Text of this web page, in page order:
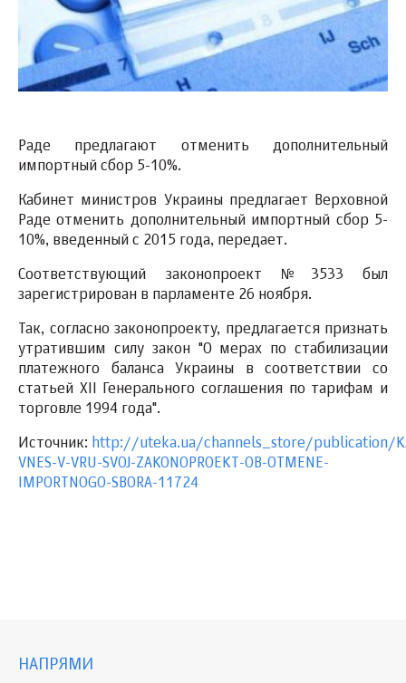
Раде предлагают отменить дополнительный
импортный сбор 5-10%.
Кабинет министров Украины предлагает Верховной
Раде отменить дополнительный импортный сбор 5-
10%, введенный с 2015 года, передает.
Соответствующий законопроект №3533 был
зарегистрирован в парламенте 26 ноября.
Так, согласно законопроекту, предлагается признать
утратившим силу закон "О мерах по стабилизации
платежного баланса Украины в соответствии со
статьей XII Генерального соглашения по тарифам и
торговле 1994 года".
Источник: http://uteka.ua/channels_store/publication/
VNES-V-VRU-SVOJ-ZAKONOPROEKT-OB-OTMENE-
IMPORTNOGO-SBORA-11724
НАПРЯМИ